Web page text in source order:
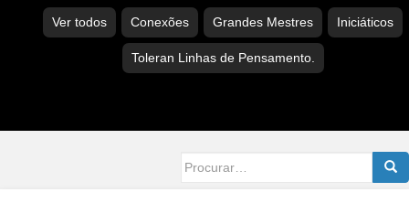
Ver todos Conexões Grandes Mestres Iniciáticos
Toleran Linhas de Pensamento.
for: